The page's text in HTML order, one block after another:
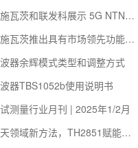
茨和联发科展示 5G NTN-NR Rel.17 连接
推出具有市场领先功能的新型R&S NGC100 电源系列
器余辉模式类型和调整方式
器TBS1052b使用说明书
测量行业月刊 | 2025年1/2月
域新方法，TH2851赋能导电滑环高效运行